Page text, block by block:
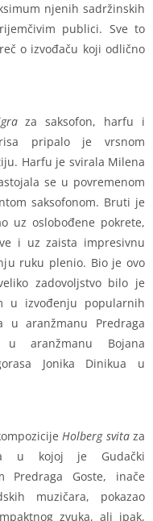
njenih sadržinskih
publici. Sve to
o izvođaču koji odlično
za saksofon, harfu i
pripalo je vrsnom
Harfu je svirala Milena
se u povremenom
saksofonom. Bruti je
uz oslobođene pokrete,
i uz zaista impresivnu
ruku plenio. Bio je ovo
zadovoljstvo bilo je
u izvođenju popularnih
u aranžmanu Predraga
aranžmanu Bojana
Jonika Dinikua u
Holberg svitaza
u kojoj je Gudački
Predraga Goste, inače
muzičara, pokazao
zvuka, ali ipak,